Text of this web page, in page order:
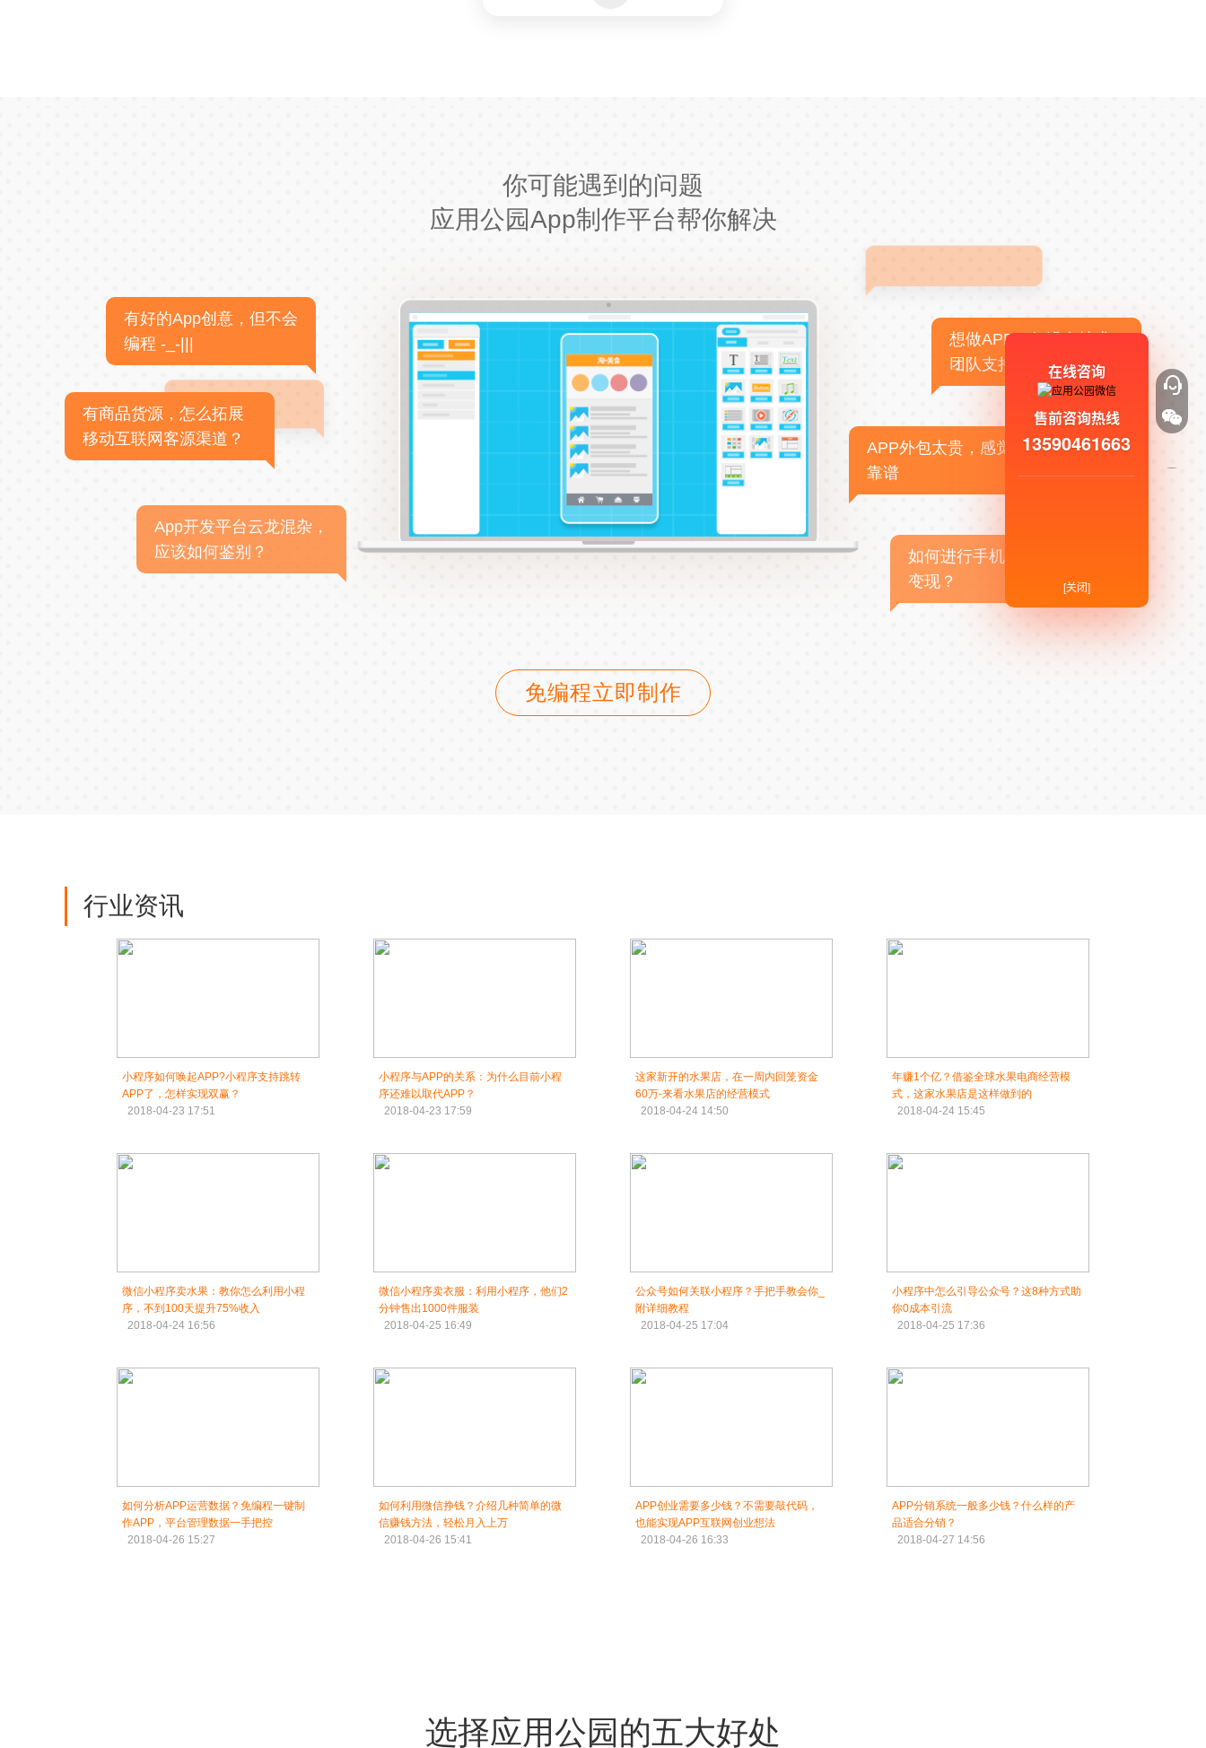
你可能遇到的问题
应用公园App制作平台帮你解决
有好的App创意，但不会
编程 -_-|||
有商品货源，怎么拓展
移动互联网客源渠道？
App开发平台云龙混杂，
应该如何鉴别？
想做APP，但没有技术
团队支持
APP外包太贵，感觉不
靠谱
如何进行手机APP商业
变现？
免编程立即制作
行业资讯
小程序如何唤起APP?小程序支持跳转
APP了，怎样实现双赢？
2018-04-23 17:51
小程序与APP的关系：为什么目前小程
序还难以取代APP？
2018-04-23 17:59
这家新开的水果店，在一周内回笼资金
60万-来看水果店的经营模式
2018-04-24 14:50
年赚1个亿？借鉴全球水果电商经营模
式，这家水果店是这样做到的
2018-04-24 15:45
微信小程序卖水果：教你怎么利用小程
序，不到100天提升75%收入
2018-04-24 16:56
微信小程序卖衣服：利用小程序，他们2
分钟售出1000件服装
2018-04-25 16:49
公众号如何关联小程序？手把手教会你_
附详细教程
2018-04-25 17:04
小程序中怎么引导公众号？这8种方式助
你0成本引流
2018-04-25 17:36
如何分析APP运营数据？免编程一键制
作APP，平台管理数据一手把控
2018-04-26 15:27
如何利用微信挣钱？介绍几种简单的微
信赚钱方法，轻松月入上万
2018-04-26 15:41
APP创业需要多少钱？不需要敲代码，
也能实现APP互联网创业想法
2018-04-26 16:33
APP分销系统一般多少钱？什么样的产
品适合分销？
2018-04-27 14:56
选择应用公园的五大好处
在线咨询
售前咨询热线
13590461663
[关闭]